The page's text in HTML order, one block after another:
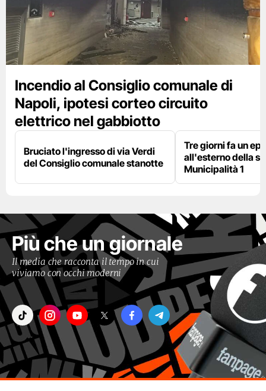
Incendio al Consiglio comunale di
Napoli, ipotesi corteo circuito
elettrico nel gabbiotto
Bruciato l'ingresso di via Verdi
del Consiglio comunale stanotte
Tre giorni fa un
all'esterno della
Municipalità 1
Più che un giornale
Il media che racconta il tempo in cui
viviamo con occhi moderni